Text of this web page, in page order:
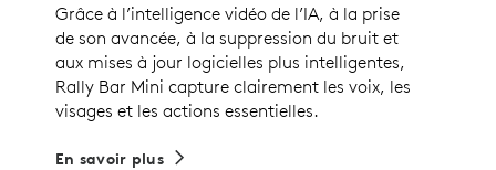
Grâce à l’intelligence vidéo de l’IA, à la prise
de son avancée, à la suppression du bruit et
aux mises à jour logicielles plus intelligentes,
Rally Bar Mini capture clairement les voix, les
visages et les actions essentielles.
En savoir plus